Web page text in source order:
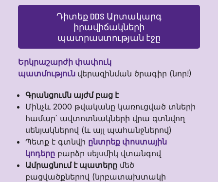
Դիտեք DDS Արտակարգ
իրավիճակների
պատրաստության էջը
Երկրաշարժի փափուկ
պատմություն վերազինման ծրագիր (նոր!)
Գրանցումն այժմ բաց է
Մինչև 2000 թվականը կառուցված տների
համար՝ ավտոտնակների վրա գտնվող
սենյակներով (և այլ պահանջներով)
Պետք է գտնվի ընտրեք փոստային
կոդերը բարձր սեյսմիկ վտանգով
Ամրացնում է պատերը մեծ
բացվածքներով (նրբատախտակի